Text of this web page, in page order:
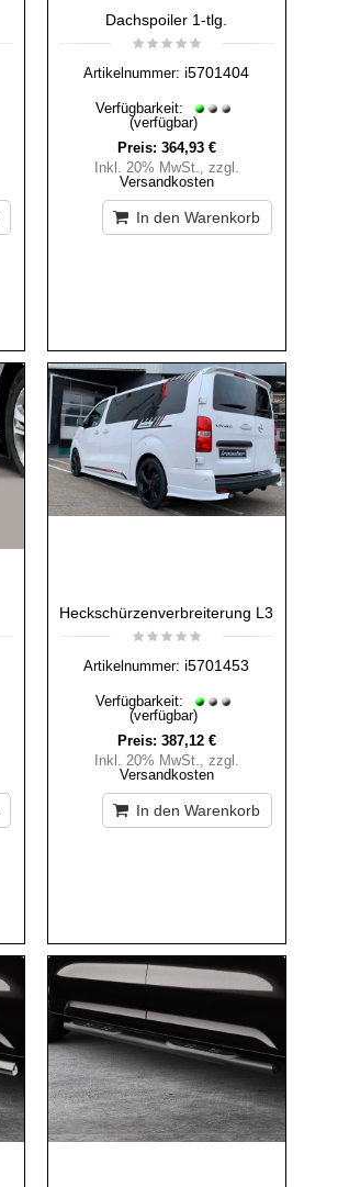
Dachspoiler 1-tlg.
Artikelnummer: i5701404
Verfügbarkeit:
(verfügbar)
Preis: 364,93 €
Inkl. 20% MwSt., zzgl.
Versandkosten
In den Warenkorb
Heckschürzenverbreiterung L3
Artikelnummer: i5701453
Verfügbarkeit:
(verfügbar)
Preis: 387,12 €
Inkl. 20% MwSt., zzgl.
Versandkosten
In den Warenkorb